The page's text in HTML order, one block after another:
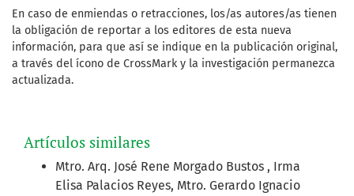
En caso de enmiendas o retracciones, los/as autores/as tienen
la obligación de reportar a los editores de esta nueva
información, para que así se indique en la publicación original,
a través del ícono de CrossMark y la investigación permanezca
actualizada.
Artículos similares
Mtro. Arq. José Rene Morgado Bustos , Irma
Elisa Palacios Reyes, Mtro. Gerardo Ignacio